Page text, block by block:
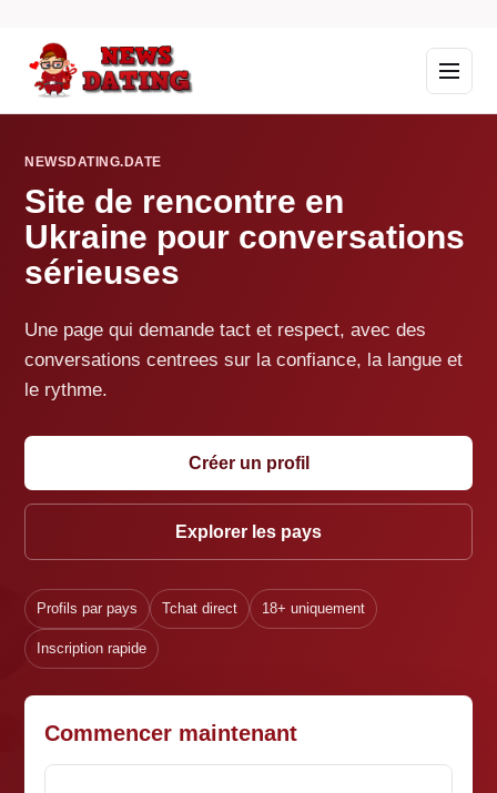
NEWSDATING.DATE
Site de rencontre en
Ukraine pour conversations
sérieuses
Une page qui demande tact et respect, avec des
conversations centrees sur la confiance, la langue et
le rythme.
Créer un profil
Explorer les pays
Profils par pays Tchat direct 18+ uniquement
Inscription rapide
Commencer maintenant